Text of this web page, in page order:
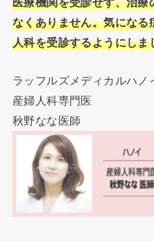
なくありません。気にな
人科を受診するようにしま
ラッフルズメディカルハノ
産婦人科専門医
秋野なな医師